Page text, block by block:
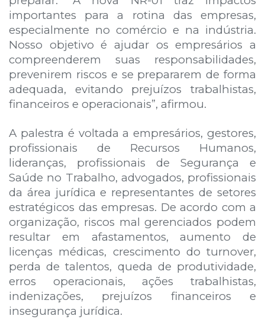
importantes para a rotina das empresas,
especialmente no comércio e na indústria.
Nosso objetivo é ajudar os empresários a
compreenderem suas responsabilidades,
prevenirem riscos e se prepararem de forma
adequada, evitando prejuízos trabalhistas,
financeiros e operacionais”, afirmou.
A palestra é voltada a empresários, gestores,
profissionais de Recursos Humanos,
lideranças, profissionais de Segurança e
Saúde no Trabalho, advogados, profissionais
da área jurídica e representantes de setores
estratégicos das empresas. De acordo com a
organização, riscos mal gerenciados podem
resultar em afastamentos, aumento de
licenças médicas, crescimento do turnover,
perda de talentos, queda de produtividade,
erros operacionais, ações trabalhistas,
indenizações, prejuízos financeiros e
insegurança jurídica.